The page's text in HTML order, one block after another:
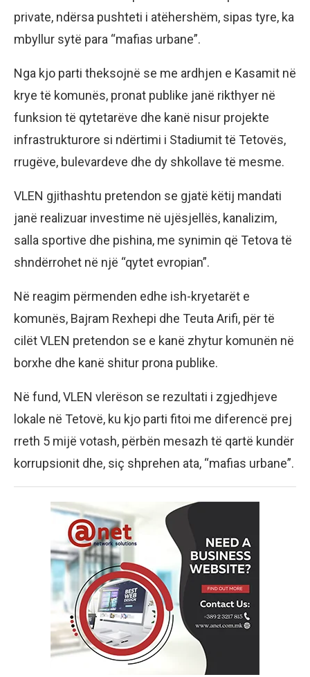
private, ndërsa pushteti i atëhershëm, sipas tyre, ka
mbyllur sytë para “mafias urbane”.
Nga kjo parti theksojnë se me ardhjen e Kasamit në
krye të komunës, pronat publike janë rikthyer në
funksion të qytetarëve dhe kanë nisur projekte
infrastrukturore si ndërtimi i Stadiumit të Tetovës,
rrugëve, bulevardeve dhe dy shkollave të mesme.
VLEN gjithashtu pretendon se gjatë këtij mandati
janë realizuar investime në ujësjellës, kanalizim,
salla sportive dhe pishina, me synimin që Tetova të
shndërrohet në një “qytet evropian”.
Në reagim përmenden edhe ish-kryetarët e
komunës, Bajram Rexhepi dhe Teuta Arifi, për të
cilët VLEN pretendon se e kanë zhytur komunën në
borxhe dhe kanë shitur prona publike.
Në fund, VLEN vlerëson se rezultati i zgjedhjeve
lokale në Tetovë, ku kjo parti fitoi me diferencë prej
rreth 5 mijë votash, përbën mesazh të qartë kundër
korrupsionit dhe, siç shprehen ata, “mafias urbane”.